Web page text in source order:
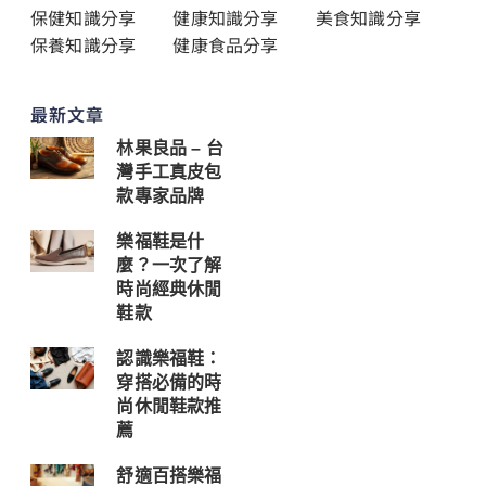
保健知識分享 健康知識分享
美食知識分享
保養知識分享
健康食品分享
最新文章
林果良品 – 台
灣手工真皮包
款專家品牌
樂福鞋是什
麼？一次了解
時尚經典休閒
鞋款
認識樂福鞋：
穿搭必備的時
尚休閒鞋款推
薦
舒適百搭樂福